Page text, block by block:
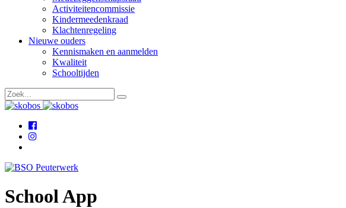
Activiteitencommissie
Kindermeedenkraad
Klachtenregeling
Nieuwe ouders
Kennismaken en aanmelden
Kwaliteit
Schooltijden
School App